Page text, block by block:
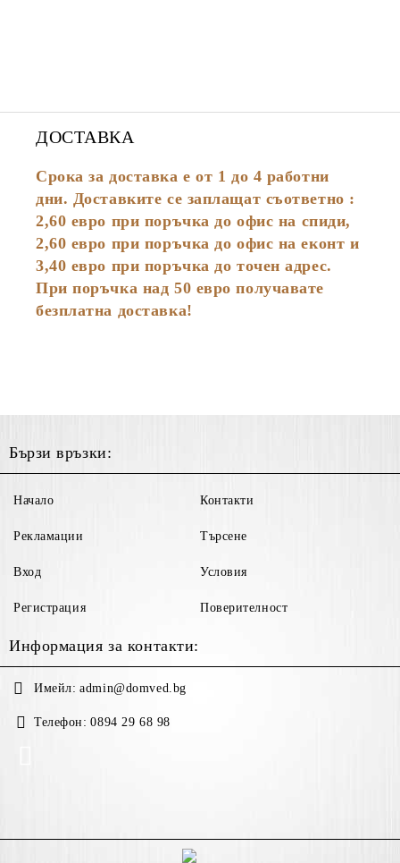
ДОСТАВКА
Срока за доставка е от 1 до 4 работни
дни. Доставките се заплащат съответно :
2,60 евро при поръчка до офис на спиди,
2,60 евро при поръчка до офис на еконт и
3,40 евро при поръчка до точен адрес.
При поръчка над 50 евро получавате
безплатна доставка!
Бързи връзки:
Начало
Рекламации
Вход
Регистрация
Контакти
Търсене
Условия
Поверителност
Информация за контакти:
Имейл: admin@domved.bg
Телефон: 0894 29 68 98